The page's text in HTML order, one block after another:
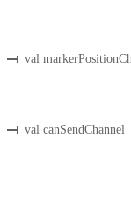
val
val canSendChannel